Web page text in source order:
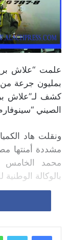
علمت “علاش
بمليون جرعة
كشف لـ”علاش
الصيني
ونقلت هاد
مشددة أمنتها
محمد الخامس
بالوكالة الوطنية